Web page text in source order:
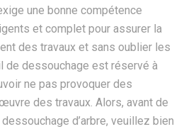
une bonne compétence
et complet pour assurer la
des travaux et sans oublier les
de dessouchage est réservé à
ne pas provoquer des
des travaux. Alors, avant de
d’arbre, veuillez bien